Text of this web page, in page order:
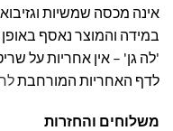
אינה מכסה שמשיות
במידה והמוצר נאסף
'לה גן' – אין אחריות על
לדף האחריות המורחבת
משלוחים והחזרות